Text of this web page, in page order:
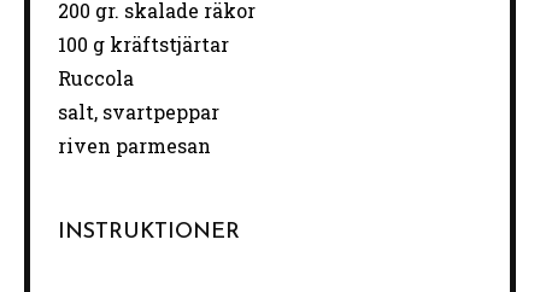
200 gr. skalade räkor
100 gkräftstjärtar
Ruccola
salt, svartpeppar
riven parmesan
INSTRUKTIONER